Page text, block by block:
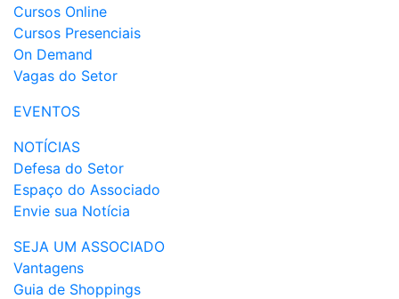
Cursos Online
Cursos Presenciais
On Demand
Vagas do Setor
EVENTOS
NOTÍCIAS
Defesa do Setor
Espaço do Associado
Envie sua Notícia
SEJA UM ASSOCIADO
Vantagens
Guia de Shoppings